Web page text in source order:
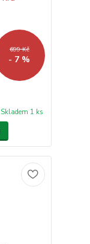
699 Kč
- 7 %
Skladem 1 ks